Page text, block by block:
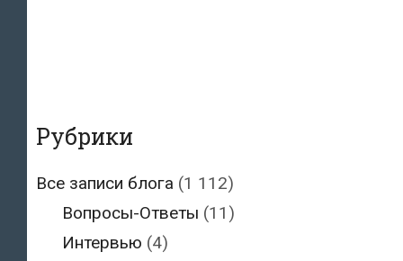
Рубрики
Все записи блога (1 112)
Вопросы-Ответы (11)
Интервью (4)